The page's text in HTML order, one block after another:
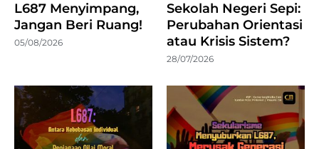
L687 Menyimpang,
Jangan Beri Ruang!
05/08/2026
Sekolah Negeri Sepi:
Perubahan Orientasi
atau Krisis Sistem?
28/07/2026